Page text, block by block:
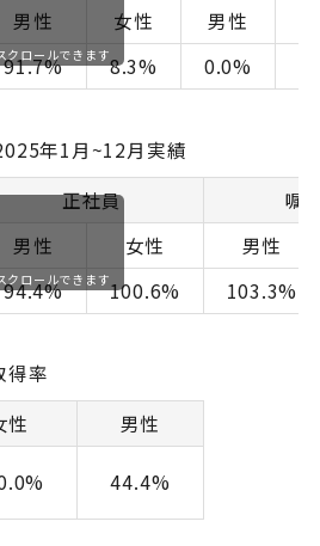
男性 女性 男性
91.7%
8.3% 0.0%
クロールできます
年1月~12月実績
正社員
嘱
男性 女性
男性
94.4%
100.6% 103.3%
クロールできます
得率
性
男性
44.4%